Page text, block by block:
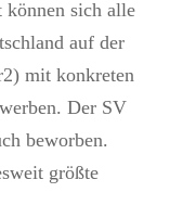
können sich alle
auf der
mit konkreten
Der SV
beworben.
größte